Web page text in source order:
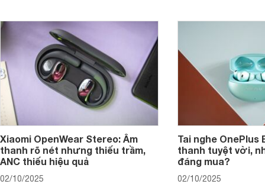
Xiaomi OpenWear Stereo: Âm
thanh rõ nét nhưng thiếu trầm,
ANC thiếu hiệu quả
02/10/2025
Tai nghe OnePlus
thanh tuyệt vời,
đáng mua?
02/10/2025